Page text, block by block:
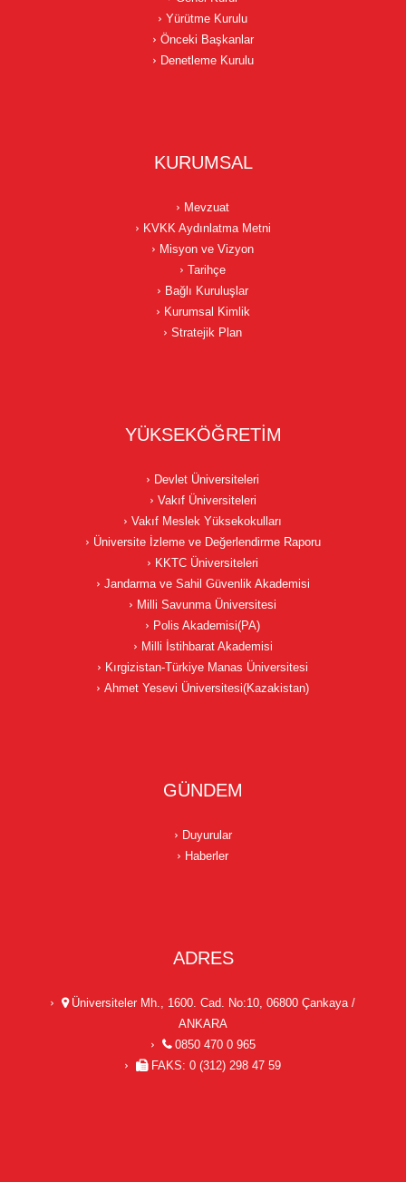
Yürütme Kurulu
Önceki Başkanlar
Denetleme Kurulu
KURUMSAL
Mevzuat
KVKK Aydınlatma Metni
Misyon ve Vizyon
Tarihçe
Bağlı Kuruluşlar
Kurumsal Kimlik
Stratejik Plan
YÜKSEKÖĞRETİM
Devlet Üniversiteleri
Vakıf Üniversiteleri
Vakıf Meslek Yüksekokulları
Üniversite İzleme ve Değerlendirme Raporu
KKTC Üniversiteleri
Jandarma ve Sahil Güvenlik Akademisi
Milli Savunma Üniversitesi
Polis Akademisi(PA)
Milli İstihbarat Akademisi
Kırgizistan-Türkiye Manas Üniversitesi
Ahmet Yesevi Üniversitesi(Kazakistan)
GÜNDEM
Duyurular
Haberler
ADRES
Üniversiteler Mh., 1600. Cad. No:10, 06800 Çankaya /
ANKARA
0850 470 0 965
FAKS: 0 (312) 298 47 59